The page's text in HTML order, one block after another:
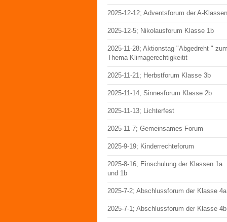
2025-12-12; Adventsforum der A-Klassen
2025-12-5; Nikolausforum Klasse 1b
2025-11-28; Aktionstag "Abgedreht "
Thema Klimagerechtigkeitit
2025-11-21; Herbstforum Klasse 3b
2025-11-14; Sinnesforum Klasse 2b
2025-11-13; Lichterfest
2025-11-7; Gemeinsames Forum
2025-9-19; Kinderrechteforum
2025-8-16; Einschulung der Klassen 1a
und 1b
2025-7-2; Abschlussforum der Klasse 4a
2025-7-1; Abschlussforum der Klasse 4b